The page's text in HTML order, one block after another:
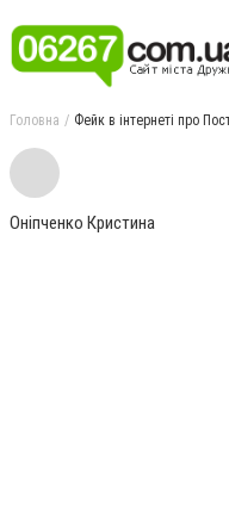
Головна Фейк в інтернеті про
Оніпченко Кристина